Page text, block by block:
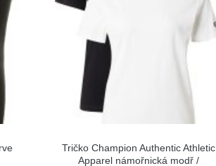
Tričko Champion Authentic Athletic
Apparel námořnická modř /